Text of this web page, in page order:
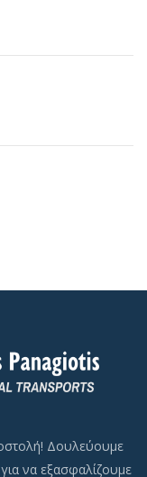
Δουλεύουμε
να εξασφαλίζουμε